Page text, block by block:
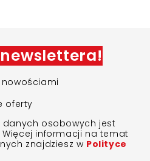
newslettera!
oferty
osobowych jest
Więcej informacji na temat
znajdziesz w Polityce